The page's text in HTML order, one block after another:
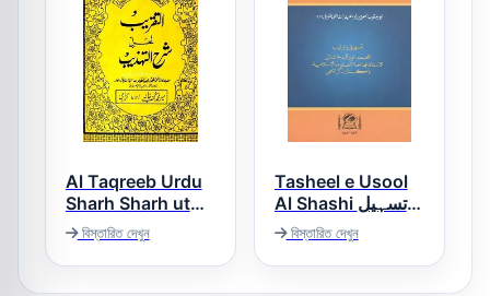
Al Taqreeb Urdu
Sharh Sharh ut
Tahzeeb التقریب
اردو شرح شرح
تھذیب
বিস্তারিত দেখুন
Tasheel e Usool
Al Shashi تسہیل
اصول الشاشی
বিস্তারিত দেখুন